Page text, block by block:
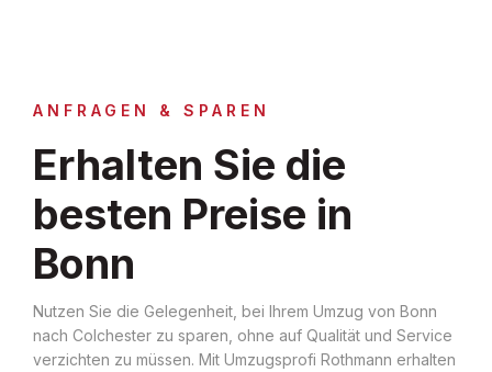
ANFRAGEN & SPAREN
Erhalten Sie die
besten Preise in
Bonn
Nutzen Sie die Gelegenheit, bei Ihrem Umzug von Bonn
nach Colchester zu sparen, ohne auf Qualität und Service
verzichten zu müssen. Mit Umzugsprofi Rothmann erhalten